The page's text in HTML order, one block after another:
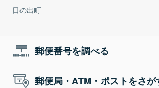
日の出町
郵便番号を調べる
郵便局・ATM・ポストをさが